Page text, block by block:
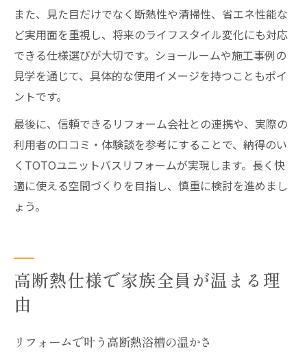
また、見た目だけでなく断熱性や清掃性、省エネ性能な
ど実用面を重視し、将来のライフスタイル変化にも対応
できる仕様選びが大切です。ショールームや施工事例の
見学を通じて、具体的な使用イメージを持つこともポイ
ントです。
最後に、信頼できるリフォーム会社との連携や、実際の
利用者の口コミ・体験談を参考にすることで、納得のい
くTOTOユニットバスリフォームが実現します。長く快
適に使える空間づくりを目指し、慎重に検討を進めまし
ょう。
高断熱仕様で家族全員が温まる理
由
リフォームで叶う高断熱浴槽の温かさ